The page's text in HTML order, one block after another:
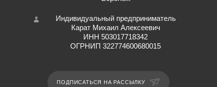
Индивидуальный предприниматель
Карат Михаил Алексеевич
ИНН 503017718342
ОГРНИП 322774600680015
ПОДПИСАТЬСЯ НА РАССЫЛКУ